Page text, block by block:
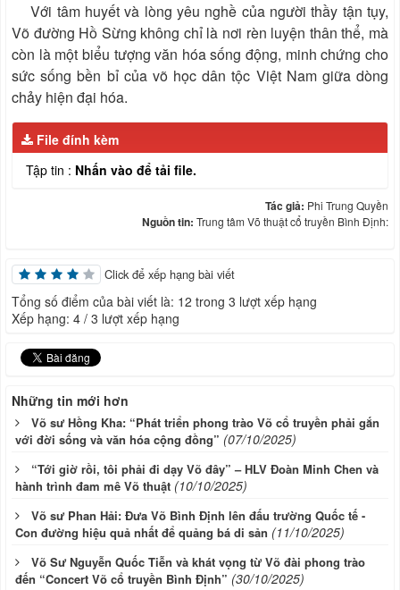
Với tâm huyết và lòng yêu nghề của người thầy tận tụy,
Võ đường Hồ Sừng không chỉ là nơi rèn luyện thân thể, mà
còn là một biểu tượng văn hóa sống động, minh chứng cho
sức sống bền bỉ của võ học dân tộc Việt Nam giữa dòng
chảy hiện đại hóa.
File đính kèm
Tập tin : Nhấn vào để tải file.
Tác giả: Phi Trung Quyền
Nguồn tin: Trung tâm Võ thuật cổ truyền Bình Định:
Click để xếp hạng bài viết
Tổng số điểm của bài viết là: 12 trong 3 lượt xếp hạng
Xếp hạng: 4 / 3 lượt xếp hạng
Những tin mới hơn
Võ sư Hồng Kha: “Phát triển phong trào Võ cổ truyền phải gắn
với đời sống và văn hóa cộng đồng” (07/10/2025)
“Tới giờ rồi, tôi phải đi dạy Võ đây” – HLV Đoàn Minh Chen và
hành trình đam mê Võ thuật (10/10/2025)
Võ sư Phan Hải: Đưa Võ Bình Định lên đấu trường Quốc tế -
Con đường hiệu quả nhất để quảng bá di sản (11/10/2025)
Võ Sư Nguyễn Quốc Tiễn và khát vọng từ Võ đài phong trào
đến “Concert Võ cổ truyền Bình Định” (30/10/2025)